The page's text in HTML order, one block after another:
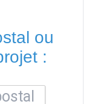
ou
: